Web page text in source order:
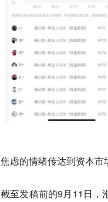
焦虑的情绪传达到资本市
截至发稿前的9月11日，